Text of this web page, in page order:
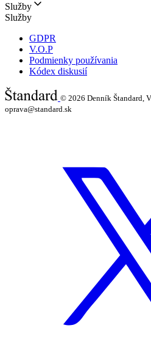
Služby
Služby
GDPR
V.O.P
Podmienky používania
Kódex diskusií
© 2026 Denník Štandard,
oprava@standard.sk